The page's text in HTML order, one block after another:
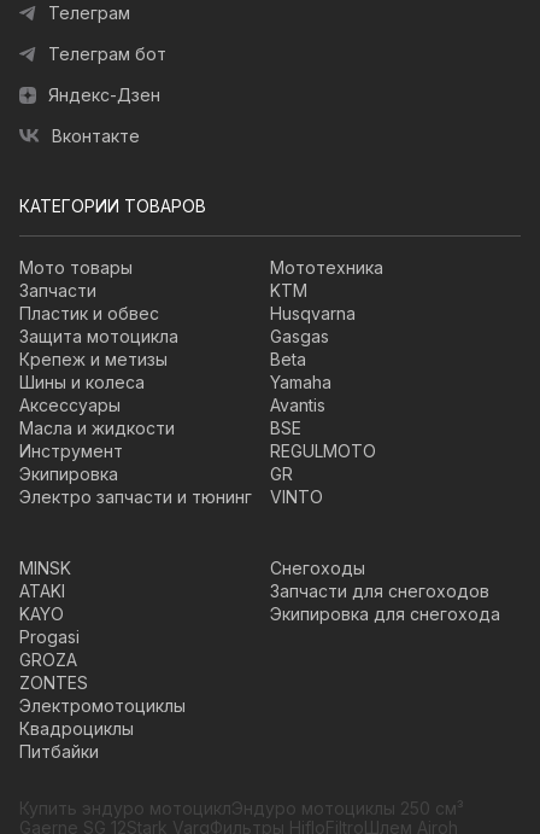
Телеграм
Телеграм бот
Яндекс-Дзен
Вконтакте
КАТЕГОРИИ ТОВАРОВ
Мото товары
Запчасти
Пластик и обвес
Защита мотоцикла
Крепеж и метизы
Шины и колеса
Аксессуары
Масла и жидкости
Инструмент
Экипировка
Электро запчасти и тюнинг
Мототехника
KTM
Husqvarna
Gasgas
Beta
Yamaha
Avantis
BSE
REGULMOTO
GR
VINTO
MINSK
ATAKI
KAYO
Progasi
GROZA
ZONTES
Электромотоциклы
Квадроциклы
Питбайки
Снегоходы
Запчасти для снегоходов
Экипировка для снегохода
Купить эндуро мотоциклЭндуро мотоциклы 250 см³
Gaerne SG 12Stark VargФильтры HifloFiltroШлем Airoh